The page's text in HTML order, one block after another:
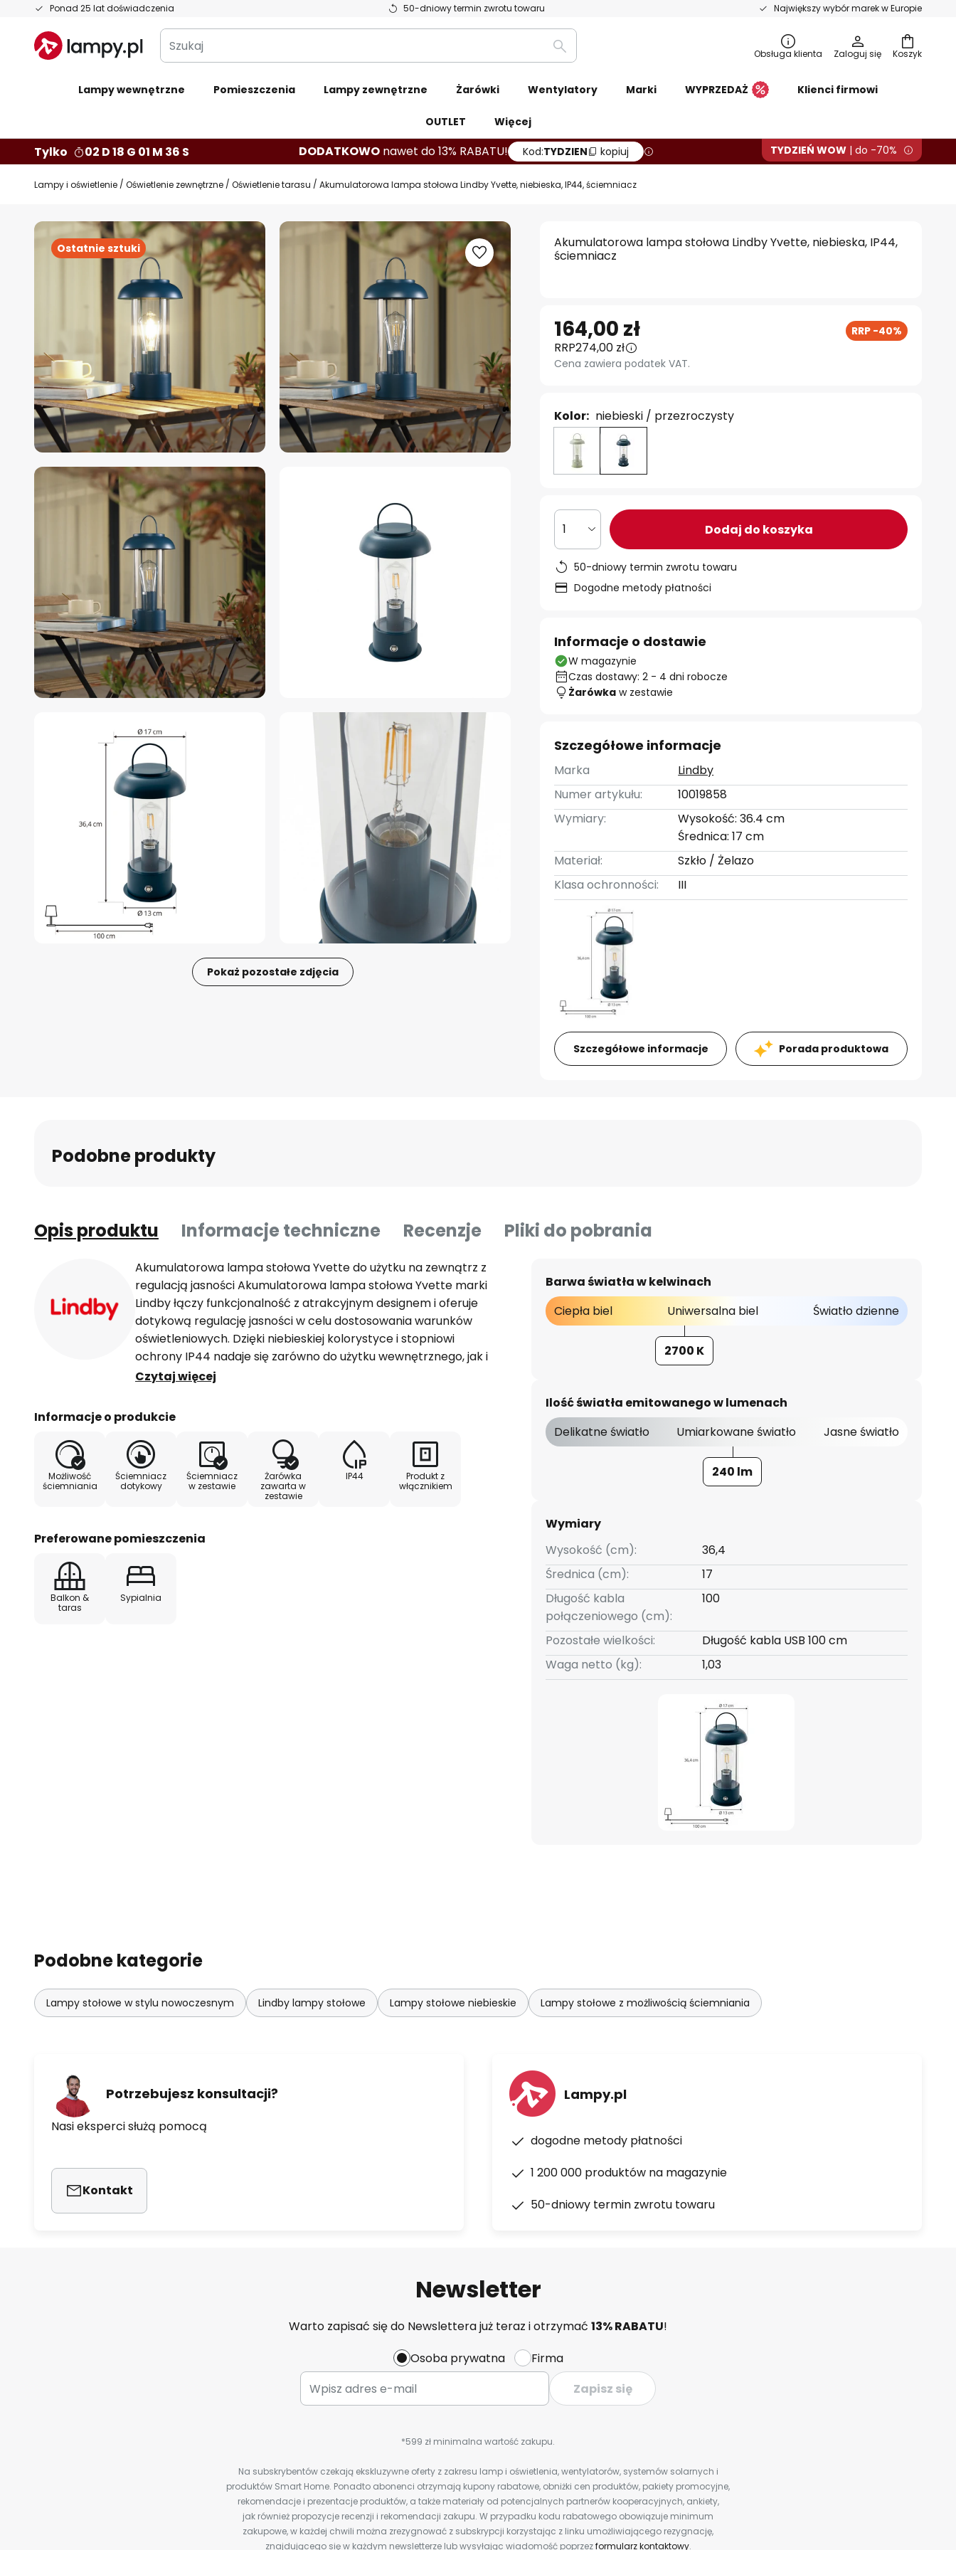
Ponad 25 lat doświadczenia 50-dniowy termin zwrotu towaru Największy wybór marek w Europie
Przejdź
treści
Koszyk
Szukaj
Szukaj
Obsługa klienta Zaloguj się
Lampy wewnętrzne Pomieszczenia Lampy zewnętrzne Żarówki Wentylatory Marki WYPRZEDAŻ Klienci firmowi
OUTLET Więcej
Tylko 02 D 18 G 01 M 35 S DODATKOWO nawet do 13% RABATU! Kod:TYDZIEN kopiuj TYDZIEŃ WOW | do -70%
Lampy i oświetlenie Oświetlenie zewnętrzne Oświetlenie tarasu Akumulatorowa lampa stołowa Lindby Yvette, niebieska, IP44, ściemniacz
Ostatnie sztuki
Przejdź
Pokaż pozostałe zdjęcia
Akumulatorowa lampa stołowa Lindby Yvette, niebieska, IP44,
ściemniacz
164,00 zł RRP -40%
RRP274,00 zł
Cena zawiera podatek VAT.
Kolor: niebieski / przezroczysty
1 Dodaj do koszyka
50-dniowy termin zwrotu towaru
Dogodne metody płatności
Informacje o dostawie
W magazynie
Czas dostawy: 2 - 4 dni robocze
Żarówka w zestawie
Szczegółowe informacje
Marka
Lindby
Numer artykułu:
10019858
Wymiary:
Wysokość: 36.4 cm
Średnica: 17 cm
Materiał:
Szkło / Żelazo
Klasa ochronności:
III
Szczegółowe informacje Porada produktowa
Podobne produkty
Opis produktu Informacje techniczne Recenzje Pliki do pobrania
Akumulatorowa lampa stołowa Yvette do użytku na zewnątrz z
regulacją jasności Akumulatorowa lampa stołowa Yvette marki
Lindby łączy funkcjonalność z atrakcyjnym designem i oferuje
dotykową regulację jasności w celu dostosowania warunków
oświetleniowych. Dzięki niebieskiej kolorystyce i stopniowi
ochrony IP44 nadaje się zarówno do użytku wewnętrznego, jak i
zewnętrznego, idealnie sprawdzając się na tarasach i
nowoczesnym, jak i hotelowym i gastronomicznym
energetyczna oprawy pomaga zmniejszyć zużycie energii
elektrycznej i oferuje zrównoważone rozwiązanie oświetleniowe.
Dzięki zintegrowanemu akumulatorowi może pracować przez 5
godzin bez kabla, co pozwala na elastyczne ustawienie oprawy.
specjalną niskonapięciową żarówkę LED E27 - w zestawie
w zestawie kabel USB-C o długości 1 m
Czytaj więcej
Informacje o produkcie
Możliwość
ściemniania
Ściemniacz
dotykowy
Ściemniacz
w zestawie
Żarówka
zawarta w
zestawie
IP44
Produkt z
włącznikiem
Preferowane pomieszczenia
Balkon &
taras
Sypialnia
Barwa światła w kelwinach
Ciepła biel
Uniwersalna biel Światło dzienne
2700 K
Ilość światła emitowanego w lumenach
Delikatne światło
Umiarkowane światło Jasne światło
240 lm
Wymiary
Wysokość (cm):
36,4
Średnica (cm):
17
Długość kabla
połączeniowego (cm):
100
Pozostałe wielkości:
Długość kabla USB 100 cm
Waga netto (kg):
1,03
Podobne kategorie
Lampy stołowe w stylu nowoczesnym Lindby lampy stołowe Lampy stołowe niebieskie Lampy stołowe z możliwością ściemniania
Potrzebujesz konsultacji?
Nasi eksperci służą pomocą
Kontakt
Lampy.pl
dogodne metody płatności
1 200 000 produktów na magazynie
50-dniowy termin zwrotu towaru
Newsletter
Warto zapisać się do Newslettera już teraz i otrzymać 13% RABATU!
Osoba prywatna
Firma
Zapisz się
*599 zł minimalna wartość zakupu.
Na subskrybentów czekają ekskluzywne oferty z zakresu lamp i oświetlenia, wentylatorów, systemów solarnych i
produktów Smart Home. Ponadto abonenci otrzymają kupony rabatowe, obniżki cen produktów, pakiety promocyjne,
rekomendacje i prezentacje produktów, a także materiały od potencjalnych partnerów kooperacyjnych, ankiety,
jak również propozycje recenzji i rekomendacji zakupu. W przypadku kodu rabatowego obowiązuje minimum
zakupowe, w każdej chwili można zrezygnować z subskrypcji korzystając z linku umożliwiającego rezygnację,
znajdującego się w każdym newsletterze lub wysyłając wiadomość poprzezformularz kontaktowy.